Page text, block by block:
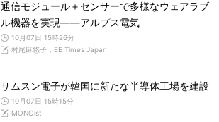
通信モジュール＋センサーで多様なウェアラブ
ル機器を実現――アルプス電気
10月07日 15時26分
村尾麻悠子，EE Times Japan
サムスン電子が韓国に新たな半導体工場を建設
10月07日 15時15分
MONOist